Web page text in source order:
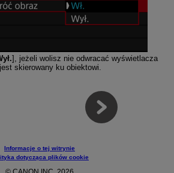
], jeżeli wolisz nie odwracać wyświetlacza
skierowany ku obiektowi.
Informacje o tej witrynie
dotycząca plików cookie